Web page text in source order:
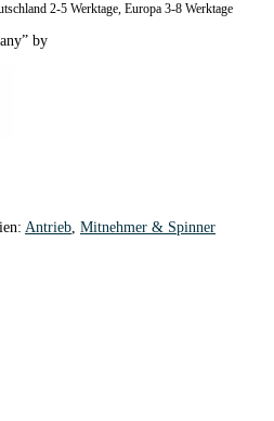
2-5 Werktage, Europa 3-8 Werktage
by
Antrieb Mitnehmer & Spinner